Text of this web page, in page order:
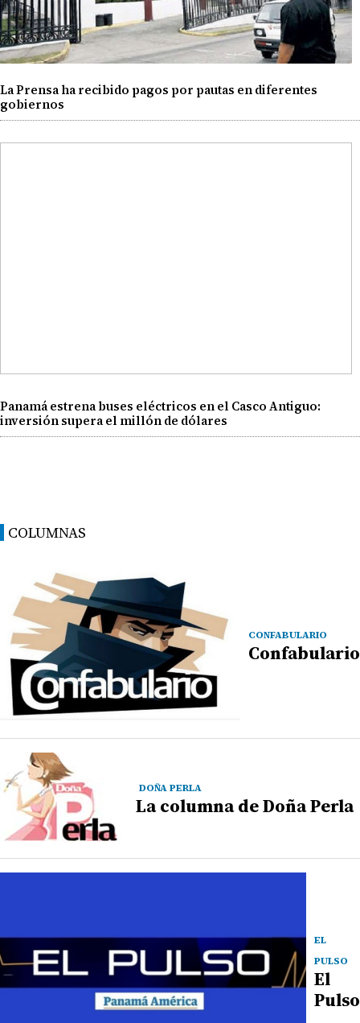
La Prensa ha recibido pagos por pautas en diferentes
gobiernos
Panamá estrena buses eléctricos en el Casco Antiguo:
inversión supera el millón de dólares
COLUMNAS
CONFABULARIO
Confabulario
DOÑA PERLA
La columna de Doña Perla
EL
PULSO
El
Pulso